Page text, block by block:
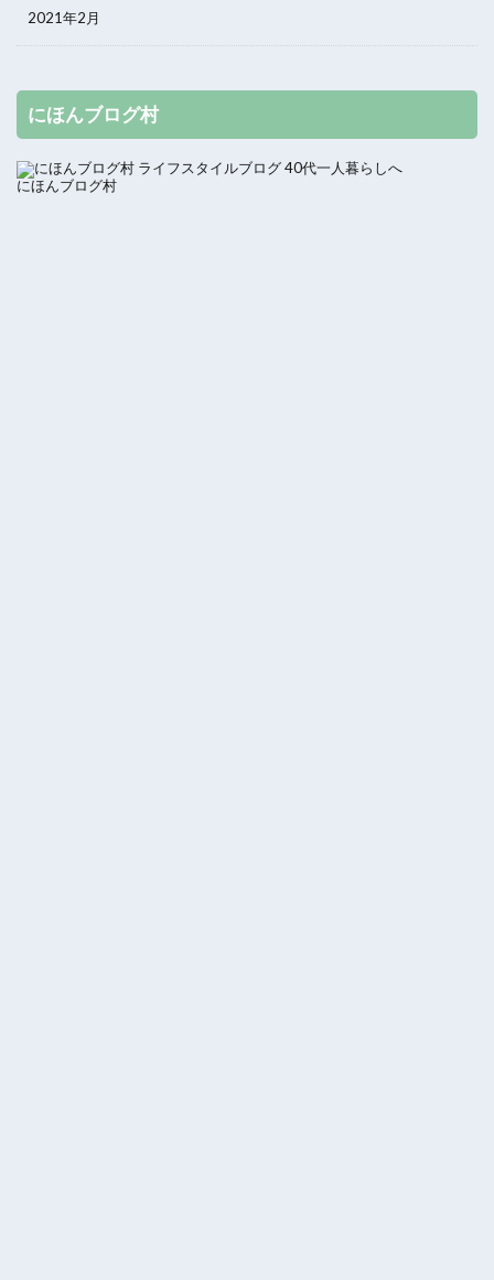
2021年2月
にほんブログ村
にほんブログ村